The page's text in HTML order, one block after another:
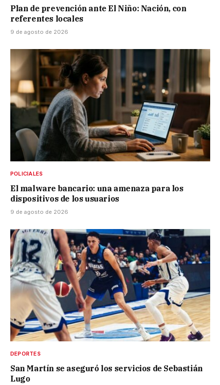
Plan de prevención ante El Niño: Nación, con
referentes locales
9 de agosto de 2026
POLICIALES
El malware bancario: una amenaza para los
dispositivos de los usuarios
9 de agosto de 2026
DEPORTES
San Martín se aseguró los servicios de Sebastián
Lugo